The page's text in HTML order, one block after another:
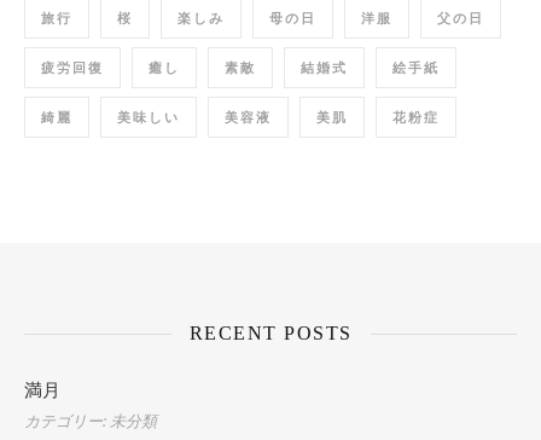
旅行 桜 楽しみ 母の日 洋服 父の日
疲労回復 癒し 素敵 結婚式 絵手紙
綺麗 美味しい 美容液 美肌 花粉症
RECENT POSTS
満月
カテゴリー: 未分類